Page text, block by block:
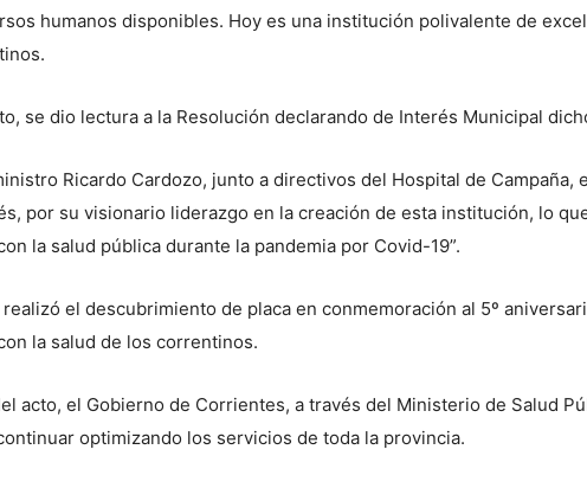
humanos disponibles. Hoy es una institución polivalente de
se dio lectura a la Resolución declarando de Interés Municipal
Ricardo Cardozo, junto a directivos del Hospital de
por su visionario liderazgo en la creación de esta institución, lo
la salud pública durante la pandemia por Covid-19”.
el descubrimiento de placa en conmemoración al 5º
la salud de los correntinos.
acto, el Gobierno de Corrientes, a través del Ministerio de Salud
optimizando los servicios de toda la provincia.